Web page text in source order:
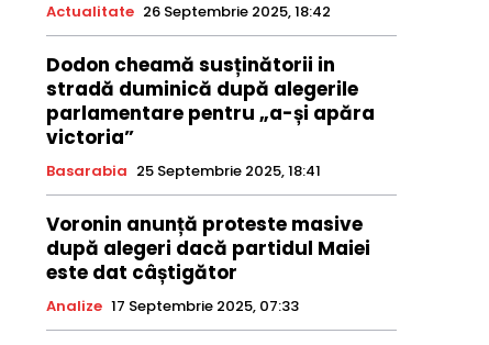
Actualitate 26 Septembrie 2025, 18:42
Dodon cheamă susținătorii in
stradă duminică după alegerile
parlamentare pentru „a-și apăra
victoria”
Basarabia 25 Septembrie 2025, 18:41
Voronin anunță proteste masive
după alegeri dacă partidul Maiei
este dat câștigător
Analize 17 Septembrie 2025, 07:33